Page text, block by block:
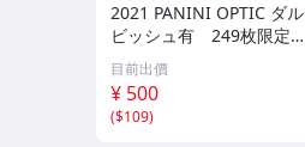
2021 PANINI OPTIC ダル
ビッシュ有 249枚限定
シリアルカード パドレス
目前出價
¥ 500
($109)